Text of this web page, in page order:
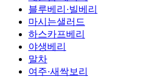
블루베리·빌베리
마시는샐러드
하스카프베리
야생베리
말차
여주·새싹보리